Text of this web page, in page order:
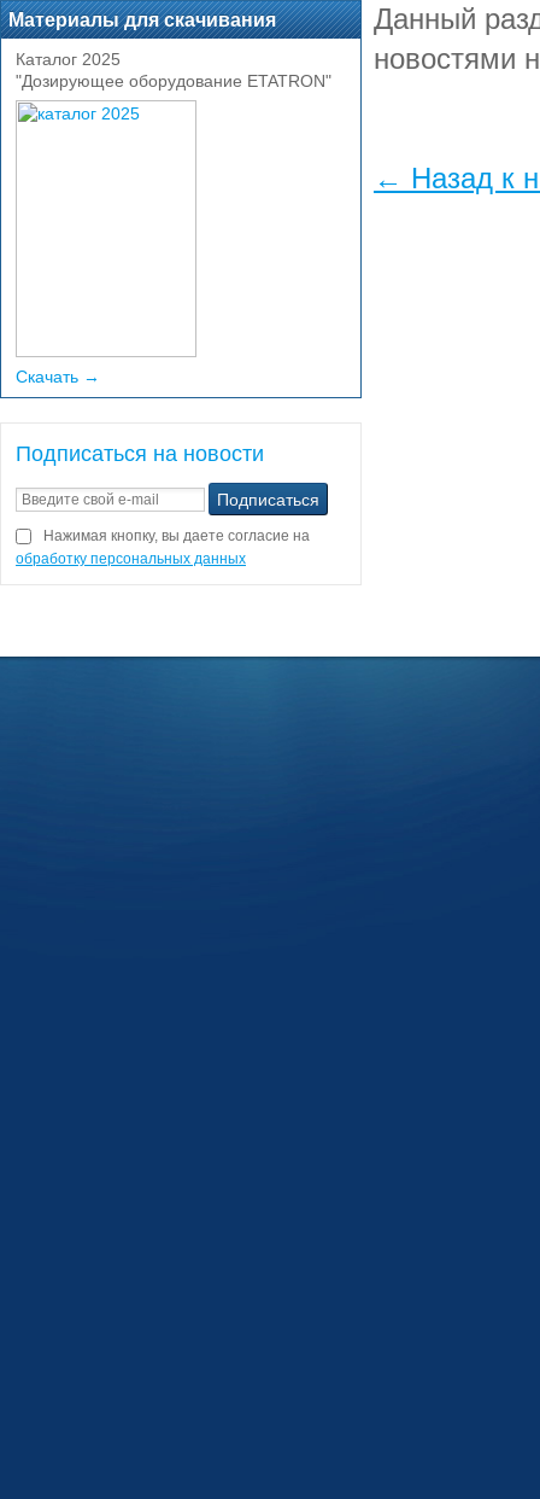
Данный
новостями
← Назад к
Материалы для скачивания
Каталог 2025
"Дозирующее оборудование ETATRON"
Скачать →
Подписаться на новости
Нажимая кнопку, вы даете согласие на
обработку персональных данных